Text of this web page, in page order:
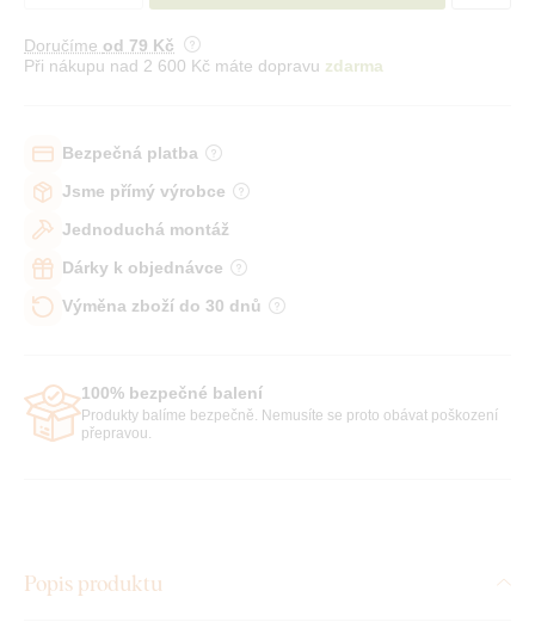
Doručíme od 79 Kč
Při nákupu nad 2 600 Kč máte dopravu zdarma
Bezpečná platba
Jsme přímý výrobce
Jednoduchá montáž
Dárky k objednávce
Výměna zboží do 30 dnů
100% bezpečné balení
Produkty balíme bezpečně. Nemusíte se proto obávat poškození
přepravou.
Popis produktu